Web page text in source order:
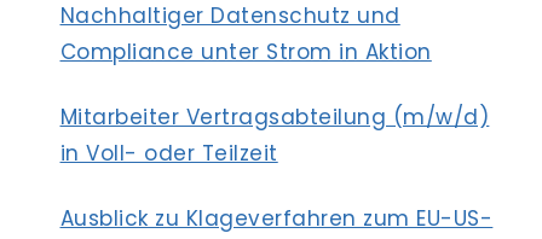
Nachhaltiger Datenschutz und
Compliance unter Strom in Aktion
Mitarbeiter Vertragsabteilung (m/w/d)
in Voll- oder Teilzeit
Ausblick zu Klageverfahren zum EU-US-